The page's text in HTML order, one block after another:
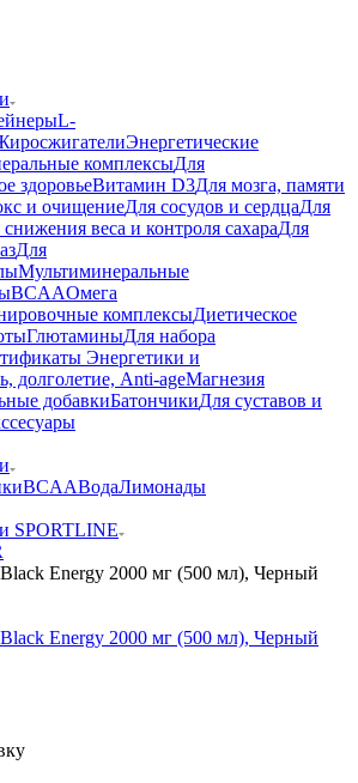
L-
Энергетические
комплексыДля
здоровьеВитамин D3Для мозга, памяти
и очищениеДля сосудов и сердцаДля
веса и контроля сахараДля
Для
Мультиминеральные
BCAAОмега
комплексыДиетическое
ГлютаминыДля набора
Энергетики и
долголетие, Anti-ageМагнезия
добавкиБатончикиДля суставов и
BCAAВодаЛимонады
SPORTLINE
Energy 2000 мг (500 мл), Черный